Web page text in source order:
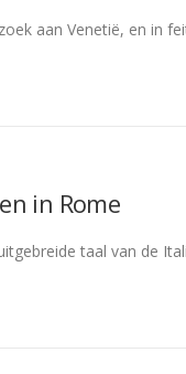
aan Venetië, en in
in Rome
taal van de